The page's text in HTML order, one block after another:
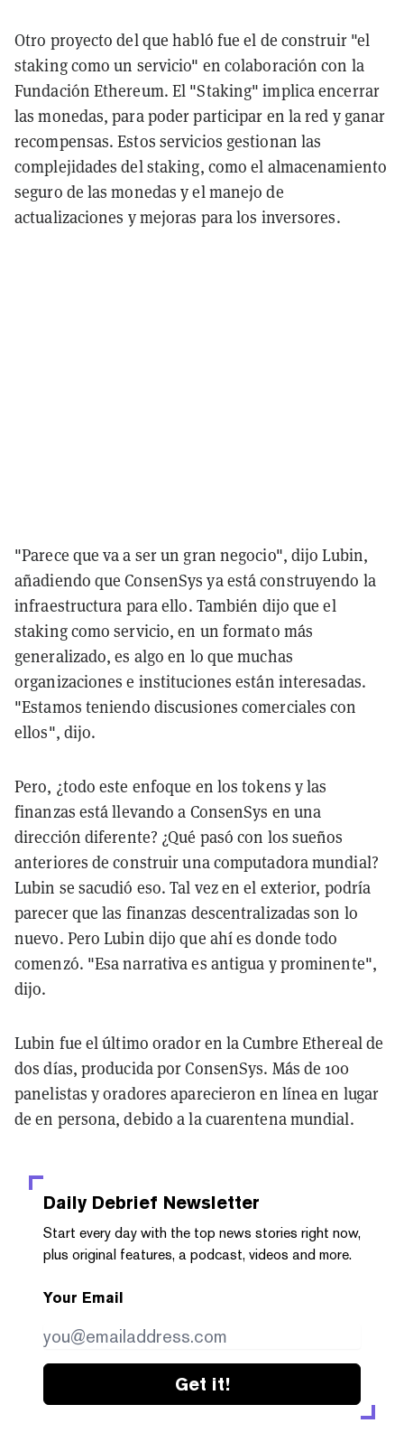
Otro proyecto del que habló fue el de construir "el
staking como un servicio" en colaboración con la
Fundación Ethereum. El "Staking" implica encerrar
las monedas, para poder participar en la red y ganar
recompensas. Estos servicios gestionan las
complejidades del staking, como el almacenamiento
seguro de las monedas y el manejo de
actualizaciones y mejoras para los inversores.
"Parece que va a ser un gran negocio", dijo Lubin,
añadiendo que ConsenSys ya está construyendo la
infraestructura para ello. También dijo que el
staking como servicio, en un formato más
generalizado, es algo en lo que muchas
organizaciones e instituciones están interesadas.
"Estamos teniendo discusiones comerciales con
ellos", dijo.
Pero, ¿todo este enfoque en los tokens y las
finanzas está llevando a ConsenSys en una
dirección diferente? ¿Qué pasó con los sueños
anteriores de construir una computadora mundial?
Lubin se sacudió eso. Tal vez en el exterior, podría
parecer que las finanzas descentralizadas son lo
nuevo. Pero Lubin dijo que ahí es donde todo
comenzó. "Esa narrativa es antigua y prominente",
dijo.
Lubin fue el último orador en la Cumbre Ethereal de
dos días, producida por ConsenSys. Más de 100
panelistas y oradores aparecieron en línea en lugar
de en persona, debido a la cuarentena mundial.
Daily Debrief Newsletter
Start every day with the top news stories right now,
plus original features, a podcast, videos and more.
Your Email
Get it!